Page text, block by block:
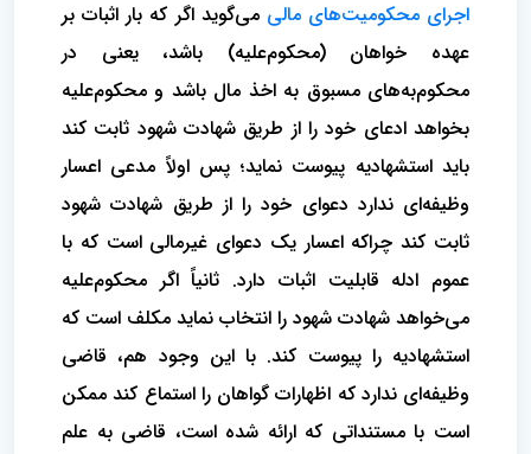
اجرای محکومیت‌های مالی می‌گوید اگر که بار اثبات بر
عهده خواهان (محکوم‌علیه) باشد، یعنی در
محکوم‌به‌های مسبوق به اخذ مال باشد و محکوم‌علیه
بخواهد ادعای خود را از طریق شهادت شهود ثابت کند
باید استشهادیه پیوست نماید؛ پس اولاً مدعی اعسار
وظیفه‌ای ندارد دعوای خود را از طریق شهادت شهود
ثابت کند چراکه اعسار یک دعوای غیرمالی است که با
عموم ادله قابلیت اثبات دارد. ثانیاً اگر محکوم‌علیه
می‌خواهد شهادت شهود را انتخاب نماید مکلف است که
استشهادیه را پیوست کند. با این وجود هم، قاضی
وظیفه‌ای ندارد که اظهارات گواهان را استماع کند ممکن
است با مستنداتی که ارائه شده است، قاضی به علم